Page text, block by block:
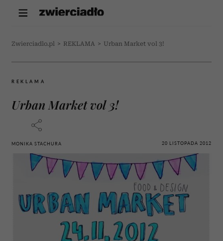
Zwierciadlo.pl > REKLAMA > Urban Market vol 3!
REKLAMA
Urban Market vol 3!
MONIKA STACHURA 20 LISTOPADA 2012